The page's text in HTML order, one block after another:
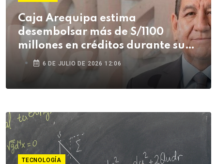
Caja Arequipa estima
desembolsar más de S/1100
millones en créditos durante su
campaña de Fiestas Patrias
6 DE JULIO DE 2026 12:06
TECNOLOGÍA